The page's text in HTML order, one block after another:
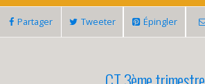
Partager Tweeter Épingler